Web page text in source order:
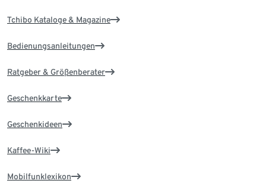
Tchibo Kataloge & Magazine
Bedienungsanleitungen
Ratgeber & Größenberater
Geschenkkarte
Geschenkideen
Kaffee-Wiki
Mobilfunklexikon